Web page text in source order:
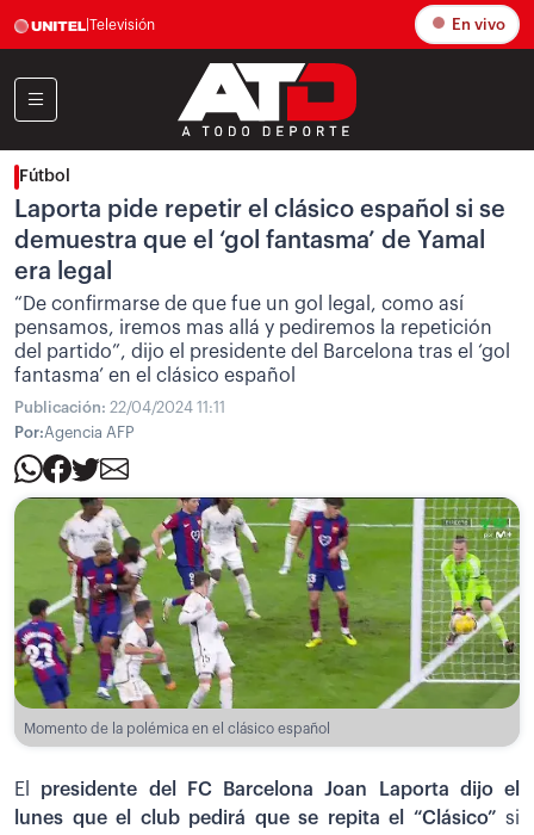
Televisión En vivo
Fútbol
Laporta pide repetir el clásico español si se
demuestra que el ‘gol fantasma’ de Yamal
era legal
“De confirmarse de que fue un gol legal, como así
pensamos, iremos mas allá y pediremos la repetición
del partido”, dijo el presidente del Barcelona tras el ‘gol
fantasma’ en el clásico español
Publicación: 22/04/2024 11:11
Por:Agencia AFP
Momento de la polémica en el clásico español
El presidente del FC Barcelona Joan Laporta dijo el
lunes que el club pedirá que se repita el “Clásico” si